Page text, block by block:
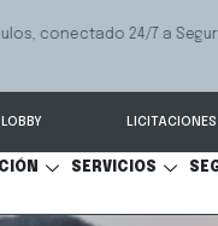
24/7 a Seguridad
LICITACIONES
SERVICIOS